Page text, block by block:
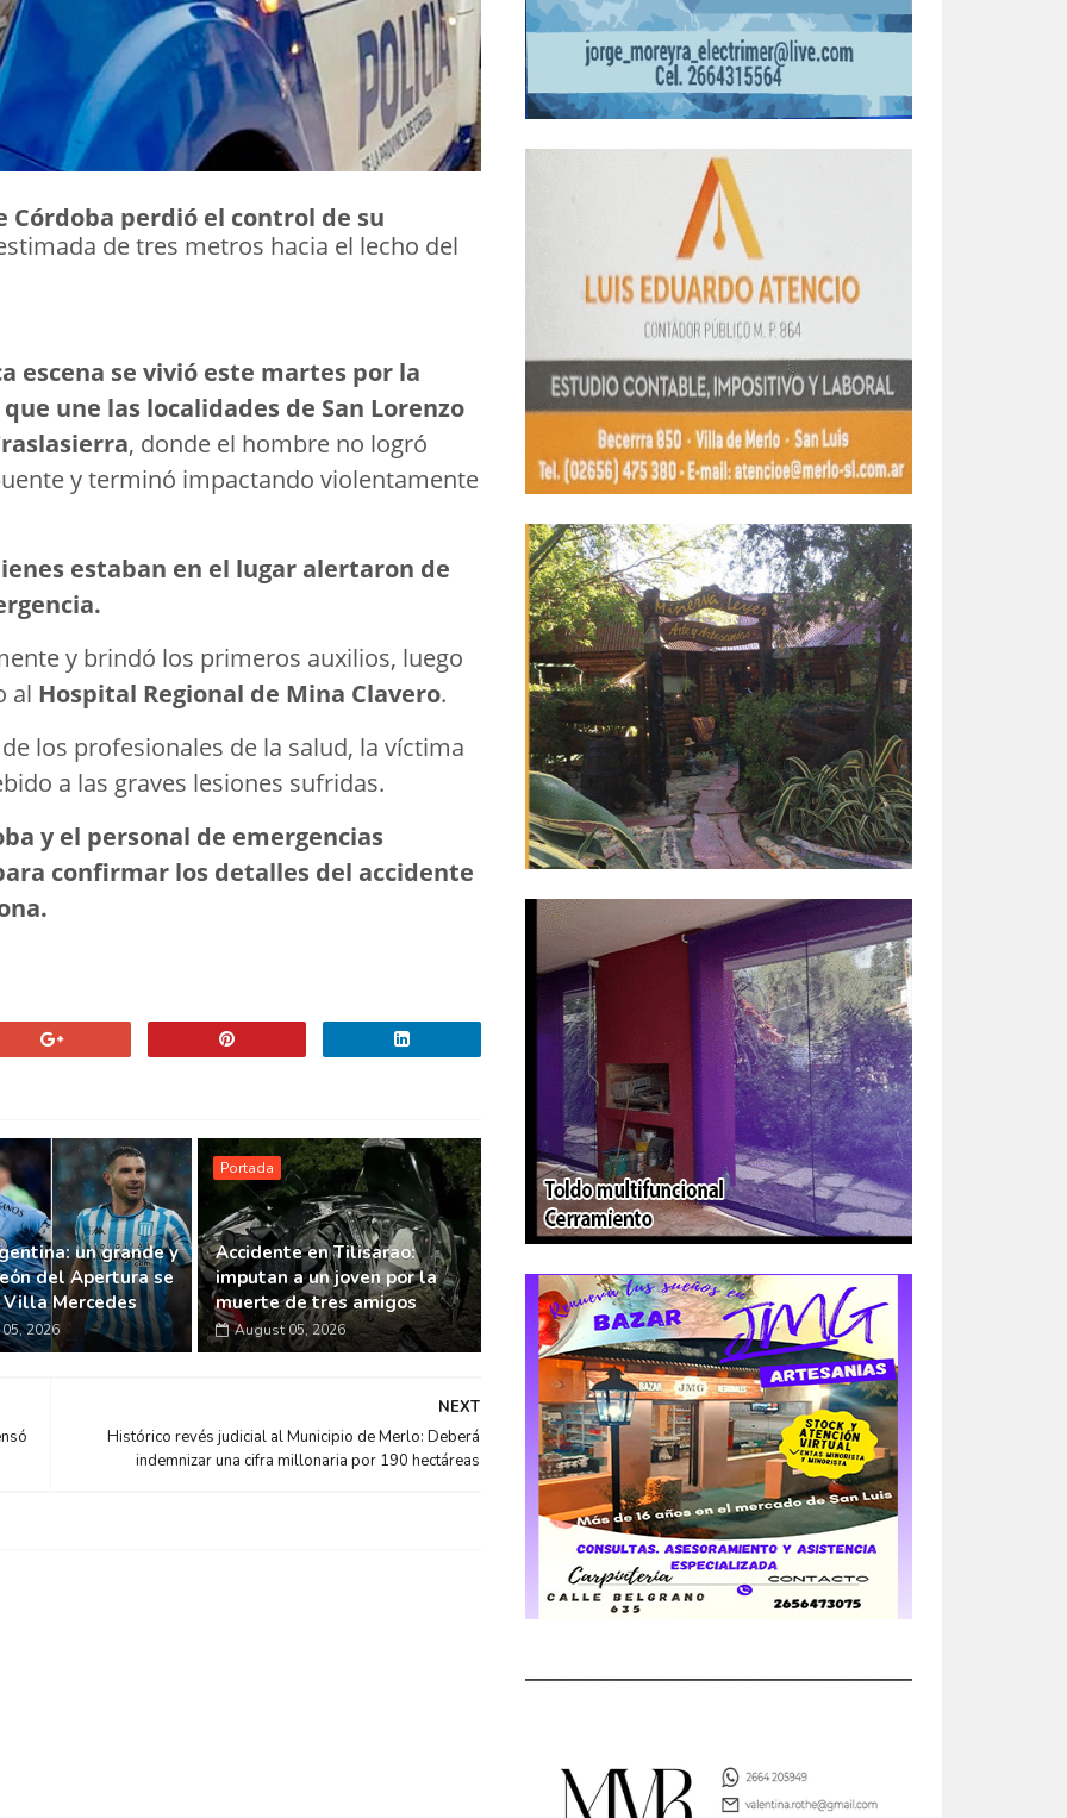
Córdoba perdió el control de su
de tres metros hacia el lecho del
escena se vivió este martes por la
une las localidades de San Lorenzo
, donde el hombre no logró
y terminó impactando violentamente
estaban en el lugar alertaron de
y brindó los primeros auxilios, luego
al Hospital Regional de Mina Clavero.
los profesionales de la salud, la víctima
a las graves lesiones sufridas.
y el personal de emergencias
confirmar los detalles del accidente
un grande y
del Apertura se
Mercedes
2026
Portada
Accidente en Tilisarao:
imputan a un joven por la
muerte de tres amigos
August 05, 2026
NEXT
Histórico revés judicial al Municipio de Merlo: Deberá
indemnizar una cifra millonaria por 190 hectáreas